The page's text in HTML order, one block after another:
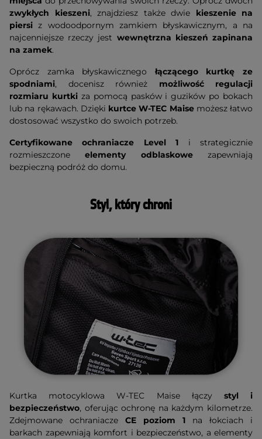
zwykłych kieszeni, znajdziesz także dwie kieszenie na
piersi z wodoodpornym zamkiem błyskawicznym, a na
najcenniejsze rzeczy jest wewnętrzna kieszeń zapinana
na zamek.
Oprócz zamka błyskawicznego łączącego kurtkę ze
spodniami, docenisz również możliwość regulacji
rozmiaru kurtkiza pomocą pasków i guzików po bokach
lub na rękawach. Dzięki kurtce W-TEC Maisemożesz łatwo
dostosować wszystko do swoich potrzeb.
Certyfikowane ochraniacze Level 1 i strategicznie
rozmieszczoneelementy odblaskowezapewniają
bezpieczną podróż do domu.
Styl, który chroni
Kurtka motocyklowa W-TEC Maise łączy styl i
bezpieczeństwo, oferując ochronę na każdym kilometrze.
Zdejmowane ochraniacze CE poziom 1 na łokciach i
barkach zapewniają komfort i bezpieczeństwo, a elementy